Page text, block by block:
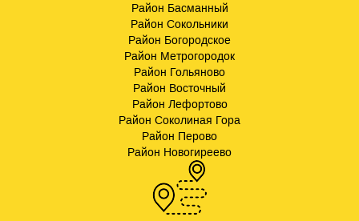
Район Басманный
Район Сокольники
Район Богородское
Район Метрогородок
Район Гольяново
Район Восточный
Район Лефортово
Район Соколиная Гора
Район Перово
Район Новогиреево